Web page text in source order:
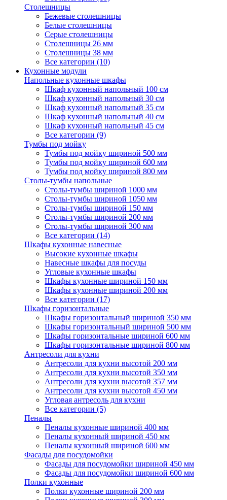
Столешницы
Бежевые столешницы
Белые столешницы
Серые столешницы
Столешницы 26 мм
Столешницы 38 мм
Все категории (10)
Кухонные модули
Напольные кухонные шкафы
Шкаф кухонный напольный 100 см
Шкаф кухонный напольный 30 см
Шкаф кухонный напольный 35 см
Шкаф кухонный напольный 40 см
Шкаф кухонный напольный 45 см
Все категории (9)
Тумбы под мойку
Тумбы под мойку шириной 500 мм
Тумбы под мойку шириной 600 мм
Тумбы под мойку шириной 800 мм
Столы-тумбы напольные
Столы-тумбы шириной 1000 мм
Столы-тумбы шириной 1050 мм
Столы-тумбы шириной 150 мм
Столы-тумбы шириной 200 мм
Столы-тумбы шириной 300 мм
Все категории (14)
Шкафы кухонные навесные
Высокие кухонные шкафы
Навесные шкафы для посуды
Угловые кухонные шкафы
Шкафы кухонные шириной 150 мм
Шкафы кухонные шириной 200 мм
Все категории (17)
Шкафы горизонтальные
Шкафы горизонтальный шириной 350 мм
Шкафы горизонтальный шириной 500 мм
Шкафы горизонтальные шириной 600 мм
Шкафы горизонтальные шириной 800 мм
Антресоли для кухни
Антресоли для кухни высотой 200 мм
Антресоли для кухни высотой 350 мм
Антресоли для кухни высотой 357 мм
Антресоли для кухни высотой 450 мм
Угловая антресоль для кухни
Все категории (5)
Пеналы
Пеналы кухонные шириной 400 мм
Пеналы кухонный шириной 450 мм
Пеналы кухонный шириной 600 мм
Фасады для посудомойки
Фасады для посудомойки шириной 450 мм
Фасады для посудомойки шириной 600 мм
Полки кухонные
Полки кухонные шириной 200 мм